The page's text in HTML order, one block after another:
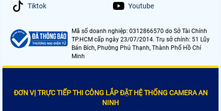
Tiktok Youtube
Mã số doanh nghiệp: 0312866570 do Sở Tài Chính
TP.HCM cấp ngày 23/07/2014. Trụ sở chính: 51 Lũy
Bán Bích, Phường Phú Thạnh, Thành Phố Hồ Chí
Minh
ĐƠN VỊ TRỰC TIẾP THI CÔNG LẮP ĐẶT HỆ THỐNG CAMERA AN
NINH